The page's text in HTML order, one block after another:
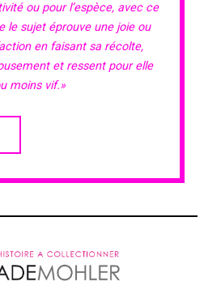
ou pour l’espèce, avec ce
le sujet éprouve une joie ou
en faisant sa récolte,
et ressent pour elle
moins vif.»